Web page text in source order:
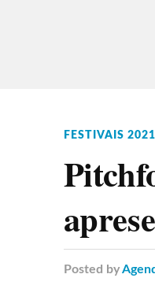
FESTIVAIS 2021
Posted by